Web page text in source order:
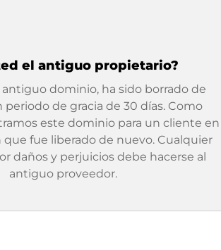
el antiguo propietario?
dominio, ha sido borrado de
periodo de gracia de 30 días. Como
este dominio para un cliente en
fue liberado de nuevo. Cualquier
daños y perjuicios debe hacerse al
antiguo proveedor.